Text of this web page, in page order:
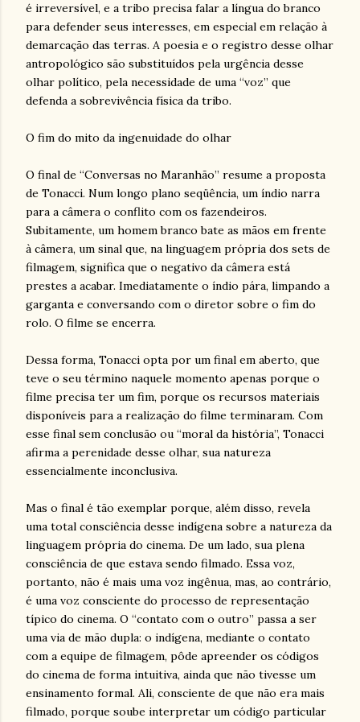
é irreversível, e a tribo precisa falar a língua do branco
para defender seus interesses, em especial em relação à
demarcação das terras. A poesia e o registro desse olhar
antropológico são substituídos pela urgência desse
olhar político, pela necessidade de uma “voz” que
defenda a sobrevivência física da tribo.
O fim do mito da ingenuidade do olhar
O final de “Conversas no Maranhão” resume a proposta
de Tonacci. Num longo plano seqüência, um índio narra
para a câmera o conflito com os fazendeiros.
Subitamente, um homem branco bate as mãos em frente
à câmera, um sinal que, na linguagem própria dos sets de
filmagem, significa que o negativo da câmera está
prestes a acabar. Imediatamente o índio pára, limpando a
garganta e conversando com o diretor sobre o fim do
rolo. O filme se encerra.
Dessa forma, Tonacci opta por um final em aberto, que
teve o seu término naquele momento apenas porque o
filme precisa ter um fim, porque os recursos materiais
disponíveis para a realização do filme terminaram. Com
esse final sem conclusão ou “moral da história”, Tonacci
afirma a perenidade desse olhar, sua natureza
essencialmente inconclusiva.
Mas o final é tão exemplar porque, além disso, revela
uma total consciência desse indígena sobre a natureza da
linguagem própria do cinema. De um lado, sua plena
consciência de que estava sendo filmado. Essa voz,
portanto, não é mais uma voz ingênua, mas, ao contrário,
é uma voz consciente do processo de representação
típico do cinema. O “contato com o outro” passa a ser
uma via de mão dupla: o indígena, mediante o contato
com a equipe de filmagem, pôde apreender os códigos
do cinema de forma intuitiva, ainda que não tivesse um
ensinamento formal. Ali, consciente de que não era mais
filmado, porque soube interpretar um código particular